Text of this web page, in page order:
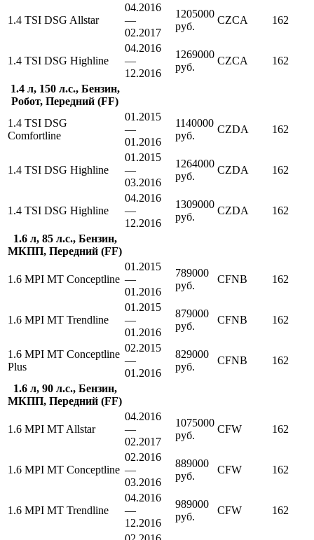
1.4 TSI DSG Allstar
04.2016
—
02.2017
1205000
руб.
CZCA 162
1.4 TSI DSG Highline
04.2016
—
12.2016
1269000
руб.
CZCA 162
1.4 л, 150 л.с., Бензин,
Робот, Передний (FF)
1.4 TSI DSG
Comfortline
01.2015
—
01.2016
1140000
руб.
CZDA 162
1.4 TSI DSG Highline
01.2015
—
03.2016
1264000
руб.
CZDA 162
1.4 TSI DSG Highline
04.2016
—
12.2016
1309000
руб.
CZDA 162
1.6 л, 85 л.с., Бензин,
МКПП, Передний (FF)
1.6 MPI MT Conceptline
01.2015
—
01.2016
789000
руб.
CFNB 162
1.6 MPI MT Trendline
01.2015
—
01.2016
879000
руб.
CFNB 162
1.6 MPI MT Conceptline
Plus
02.2015
—
01.2016
829000
руб.
CFNB 162
1.6 л, 90 л.с., Бензин,
МКПП, Передний (FF)
1.6 MPI MT Allstar
04.2016
—
02.2017
1075000
руб.
CFW 162
1.6 MPI MT Conceptline
02.2016
—
03.2016
889000
руб.
CFW 162
1.6 MPI MT Trendline
04.2016
—
12.2016
989000
руб.
CFW 162